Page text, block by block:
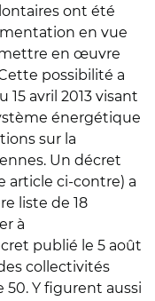
ont été
en vue
mettre en œuvre
possibilité a
avril 2013 visant
énergétique
sur la
Un décret
article ci-contre) a
liste de 18
à
publié le 5 août
collectivités
Y figurent aussi